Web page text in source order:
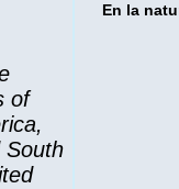
of
South
En la